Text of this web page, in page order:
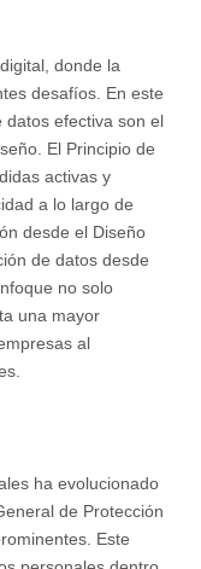
donde la
desafíos. En este
efectiva son el
El Principio de
activas y
a lo largo de
desde el Diseño
de datos desde
no solo
una mayor
al
ha evolucionado
de Protección
Este